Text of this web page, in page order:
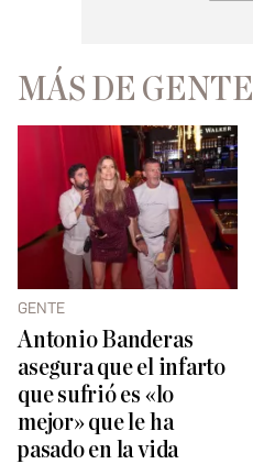
MÁS DE GENTE
GENTE
Antonio Banderas
asegura que el infarto
que sufrió es «lo
mejor» que le ha
pasado en la vida